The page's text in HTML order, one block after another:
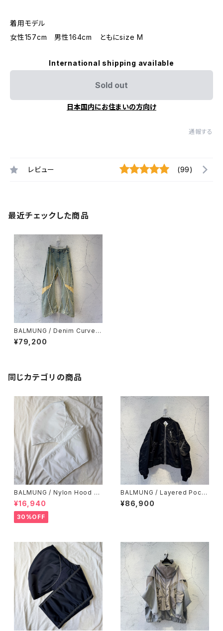
着用モデル
女性157cm 男性164cm ともにsize M
International shipping available
Sold out
日本国内にお住まいの方向け
通報する
レビュー (99)
最近チェックした商品
BALMUNG / Denim Curved
Pants / Light Blue
¥79,200
同じカテゴリの商品
BALMUNG / Nylon Hood Sn
ood / White
¥16,940
30%OFF
BALMUNG / Layered Pock
et MA-1 / Black
¥86,900